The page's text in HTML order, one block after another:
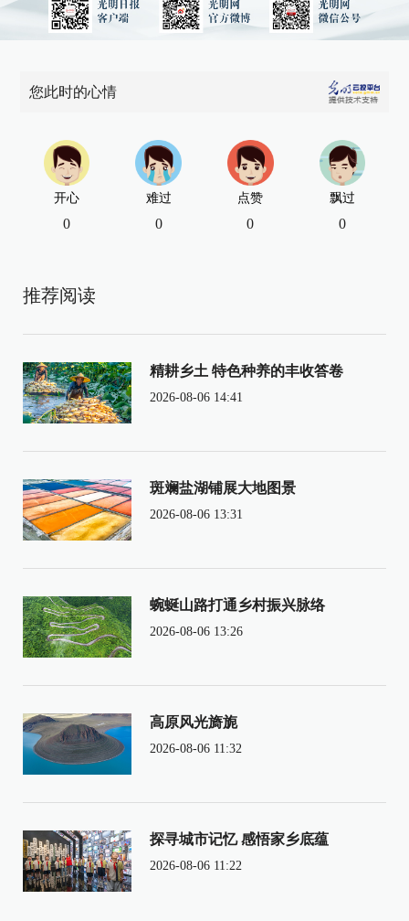
您此时的心情
开心
0
难过
0
点赞
0
飘过
0
推荐阅读
精耕乡土 特色种养的丰收答卷
2026-08-06 14:41
斑斓盐湖铺展大地图景
2026-08-06 13:31
蜿蜒山路打通乡村振兴脉络
2026-08-06 13:26
高原风光旖旎
2026-08-06 11:32
探寻城市记忆 感悟家乡底蕴
2026-08-06 11:22